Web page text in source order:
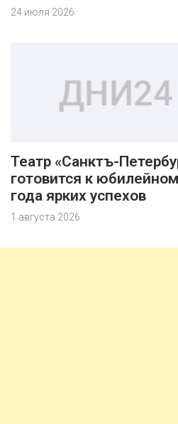
24 июля 2026
Театр «Санктъ-
готовится к
года ярких успехов
1 августа 2026